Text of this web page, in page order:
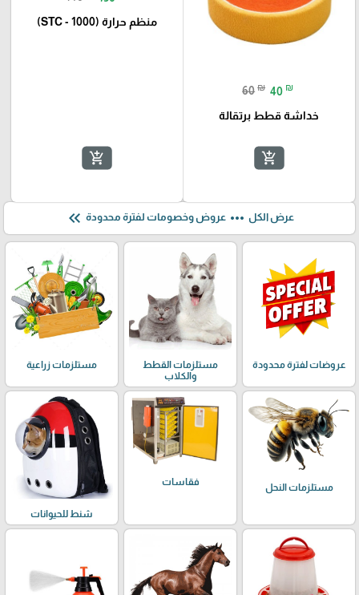
60 ₪ 40 ₪
خداشة قطط برتقالة
add_shopping_cart
منظم حرارة (STC - 1000)
add_shopping_cart
عرض الكل more_horiz عروض وخصومات لفترة محدودة keyboard_double_arrow_left
عروضات لفترة محدودة
مستلزمات القطط
والكلاب
مستلزمات زراعية
مستلزمات النحل
فقاسات
شنط للحيوانات